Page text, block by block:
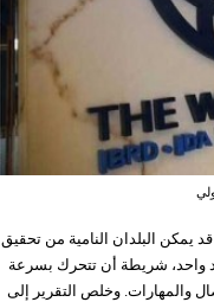
يمكن البلدان النامية من تحقيق
واحد، شريطة أن تتحرك بسرعة
والمهارات. وخلص التقرير إلى